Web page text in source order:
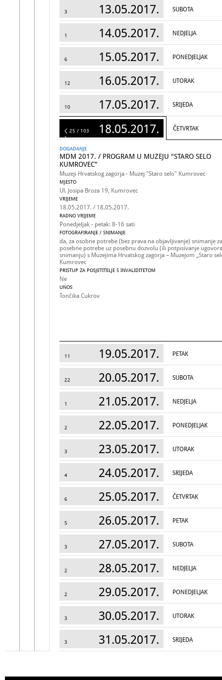
3 13.05.2017. SUBOTA
1 14.05.2017. NEDJELJA
6 15.05.2017. PONEDJELJAK
12 16.05.2017. UTORAK
10 17.05.2017. SRIJEDA
103 18.05.2017. ČETVRTAK
25 / 103
DOGADANJE
MDM 2017. / PROGRAM U MUZEJU "STARO SELO
KUMROVEC"
Muzeji Hrvatskog zagorja - Muzej "Staro selo" Kumrovec
MJESTO
Ul. Josipa Broza 19, Kumrovec
VRIJEME
18.05.2017. / 18.05.2017.
RADNO VRIJEME
Ponedjeljak - petak: 8-16 sati
FOTOGRAFIRANJE / SNIMANJE
da, za osobne potrebe (bez prava na objavljivanje) snimanje za
posebne potrebe uz posebnu dozvolu (ili potpisivanje
snimanju) s Muzejima Hrvatskog zagorja – Muzejom „Staro
Kumrovec
PRISTUP ZA POSJETITELJE S INVALIDITETOM
Ne
UNOS
Tončika Cukrov
11 19.05.2017. PETAK
22 20.05.2017. SUBOTA
1 21.05.2017. NEDJELJA
2 22.05.2017. PONEDJELJAK
3 23.05.2017. UTORAK
4 24.05.2017. SRIJEDA
6 25.05.2017. ČETVRTAK
5 26.05.2017. PETAK
3 27.05.2017. SUBOTA
2 28.05.2017. NEDJELJA
2 29.05.2017. PONEDJELJAK
3 30.05.2017. UTORAK
3 31.05.2017. SRIJEDA